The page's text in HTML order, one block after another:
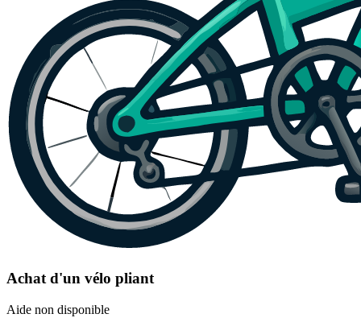
Achat d'un vélo pliant
Aide non disponible